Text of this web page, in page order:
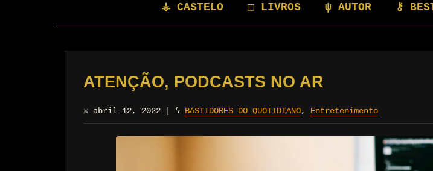
⚶ CASTELO ◫ LIVROS ψ AUTOR ⚷
ATENÇÃO, PODCASTS NO AR
⚔ abril 12, 2022 ϟ BASTIDORES DO QUOTIDIANO, Entretenimento